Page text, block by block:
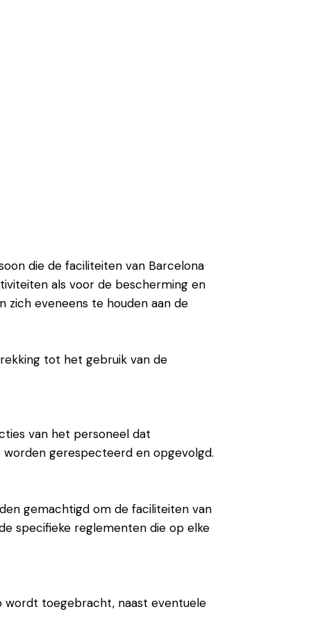
die de faciliteiten van Barcelona
als voor de bescherming en
zich eveneens te houden aan de
tot het gebruik van de
van het personeel dat
gerespecteerd en opgevolgd.
gemachtigd om de faciliteiten van
specifieke reglementen die op elke
wordt toegebracht, naast eventuele